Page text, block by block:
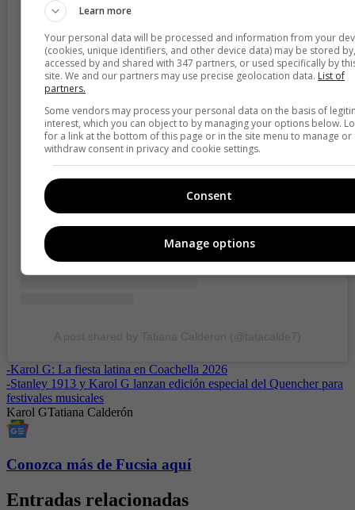
View this post on Instagram
-Karol G: La fiesta latina en Coachella 2026
-Stanley 1913 y Karol G lanzan edición especial del Quencher para
festivales musicales
Karol GTatiana Calderón
Conozca más de Fucsia aquí
Entradas relacionadas
Learn more
Your personal data will be processed and information from your
(cookies, unique identifiers, and other device data) may be stored by,
accessed by and shared with 347 partners, or used specifically by
site. We and our partners may use precise geolocation data. List of
partners.
Some vendors may process your personal data on the basis of
interest, which you can object to by managing your options below.
for a link at the bottom of this page or in the site menu to manage or
withdraw consent in privacy and cookie settings.
Consent
Manage options